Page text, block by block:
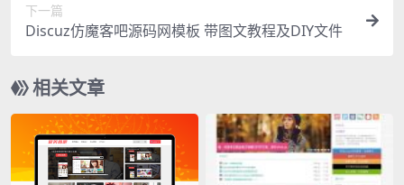
下一篇
Discuz仿魔客吧源码网模板 带图文教程及DIY文件
相关文章